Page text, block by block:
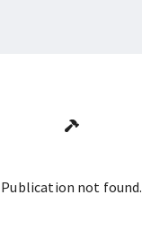
Publication not found.